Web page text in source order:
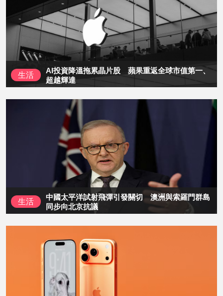
生活
AI投資降溫拖累晶片股 蘋果重返全球市值第一、
超越輝達
生活
中國太平洋試射飛彈引發關切 澳洲與索羅門群島
同步向北京抗議